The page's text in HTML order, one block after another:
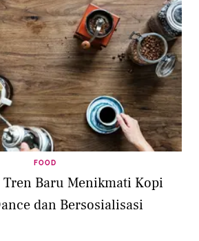
FOOD
Tren Baru Menikmati Kopi
dan Bersosialisasi